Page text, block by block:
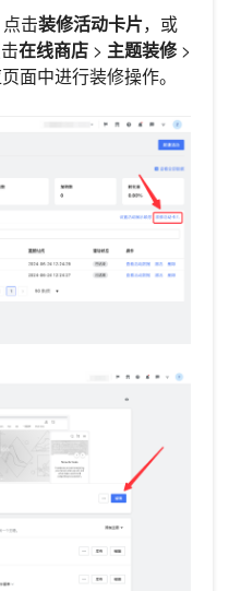
击装修活动卡片，或
在线商店 > 主题装修>
面中进行装修操作。